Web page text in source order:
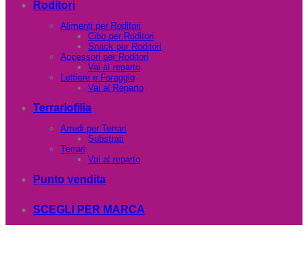
Roditori
Alimenti per Roditori
Cibo per Roditori
Snack per Roditori
Accessori per Roditori
Vai al reparto
Lettiere e Foraggio
Vai al Reparto
Terrariofilia
Arredi per Terrari
Substrati
Terrari
Vai al reparto
Punto vendita
SCEGLI PER MARCA